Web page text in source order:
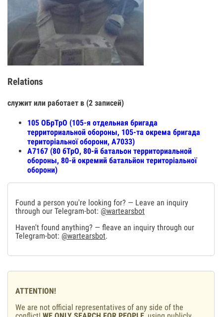
Relations
служит или работает в (2 записей)
105 ОБрТрО (105-я отдельная бригада
территориальной обороны, 105-та окрема бригада
територіальної оборони, А7033)
А7167 (80 бТрО, 80-й батальон территориальной
обороны, 80-й окремий батальйон територіальної
оборони)
Found a person you're looking for? — Leave an inquiry
through our Telegram-bot: @wartearsbot
Haven't found anything? — fleave an inquiry through our
Telegram-bot: @wartearsbot.
ATTENTION!
We are not official representatives of any side of the